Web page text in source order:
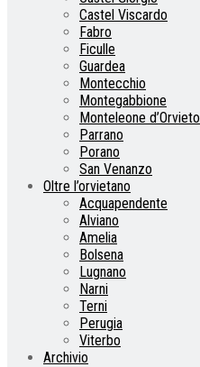
Castel Viscardo
Fabro
Ficulle
Guardea
Montecchio
Montegabbione
Monteleone d’Orvieto
Parrano
Porano
San Venanzo
Oltre l’orvietano
Acquapendente
Alviano
Amelia
Bolsena
Lugnano
Narni
Terni
Perugia
Viterbo
Archivio